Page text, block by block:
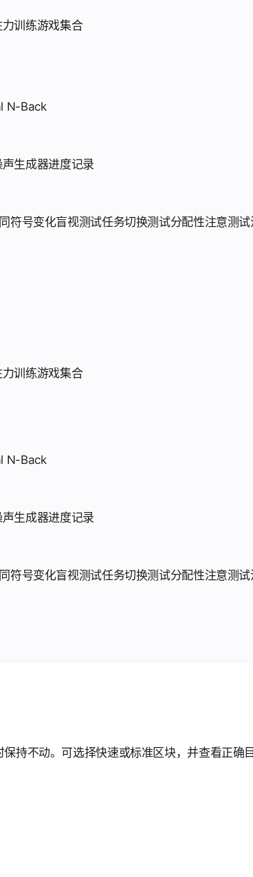
力训练游戏集合
N-Back
声生成器进度记录
符号变化盲视测试任务切换测试分配性注意测试
力训练游戏集合
N-Back
声生成器进度记录
符号变化盲视测试任务切换测试分配性注意测试
持不动。可选择快速或标准区块，并查看正确